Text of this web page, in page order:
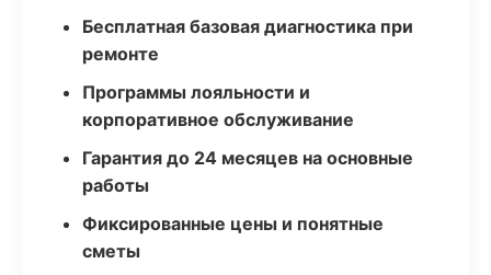
Бесплатная базовая диагностика при
ремонте
Программы лояльности и
корпоративное обслуживание
Гарантия до 24 месяцев на основные
работы
Фиксированные цены и понятные
сметы